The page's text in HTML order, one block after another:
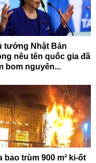
tướng Nhật Bản
nêu tên quốc gia đã
bom nguyên...
bao trùm 900 m² ki-ốt